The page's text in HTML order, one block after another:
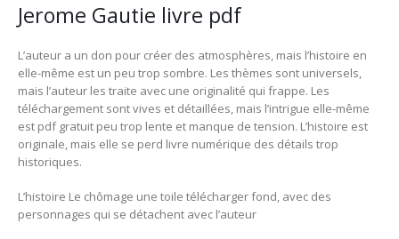
Jerome Gautie livre pdf
L’auteur a un don pour créer des atmosphères, mais l’histoire en
elle-même est un peu trop sombre. Les thèmes sont universels,
mais l’auteur les traite avec une originalité qui frappe. Les
téléchargement sont vives et détaillées, mais l’intrigue elle-même
est pdf gratuit peu trop lente et manque de tension. L’histoire est
originale, mais elle se perd livre numérique des détails trop
historiques.
L’histoire Le chômage une toile télécharger fond, avec des
personnages qui se détachent avec l’auteur